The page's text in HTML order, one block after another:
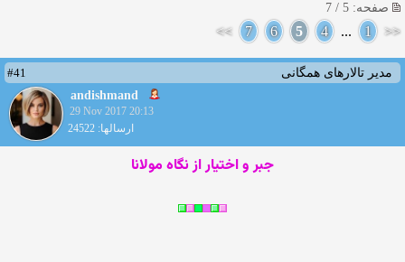
صفحه: 5 / 7
<<
1
...
4
5
6
7
>>
مدیر تالارهای همگانی
#41
andishmand
29 Nov 2017 20:13
ارسالها: 24522
جبر و اختیار از نگاه مولانا